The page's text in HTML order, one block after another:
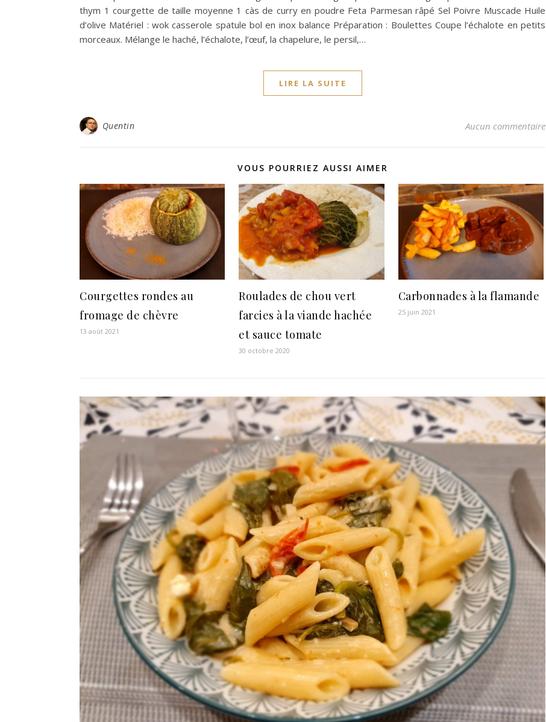
thym 1 courgette de taille moyenne 1 càs de curry en poudre Feta Parmesan râpé Sel Poivre Muscade Huile
d’olive Matériel : wok casserole spatule bol en inox balance Préparation : Boulettes Coupe l’échalote en petits
morceaux. Mélange le haché, l’échalote, l’œuf, la chapelure, le persil,…
LIRE LA SUITE
Quentin Aucun commentaire
VOUS POURRIEZ AUSSI AIMER
Courgettes rondes au
fromage de chèvre
13 août 2021
Roulades de chou vert
farcies à la viande hachée
et sauce tomate
30 octobre 2020
Carbonnades à la flamande
25 juin 2021